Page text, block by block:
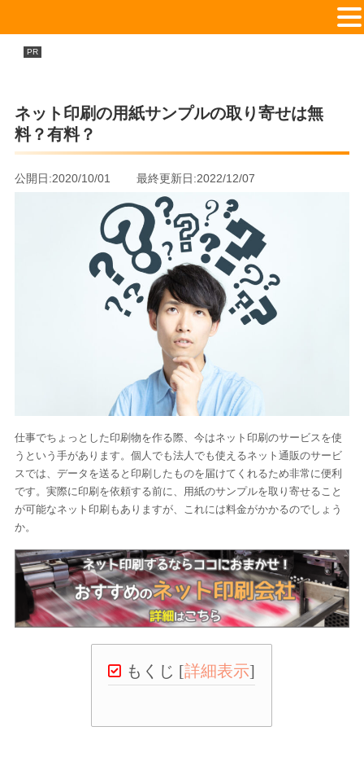
PR
ネット印刷の用紙サンプルの取り寄せは無
料？有料？
公開日:2020/10/01 最終更新日:2022/12/07
仕事でちょっとした印刷物を作る際、今はネット印刷のサービスを使
うという手があります。個人でも法人でも使えるネット通販のサービ
スでは、データを送ると印刷したものを届けてくれるため非常に便利
です。実際に印刷を依頼する前に、用紙のサンプルを取り寄せること
が可能なネット印刷もありますが、これには料金がかかるのでしょう
か。
もくじ [詳細表示]